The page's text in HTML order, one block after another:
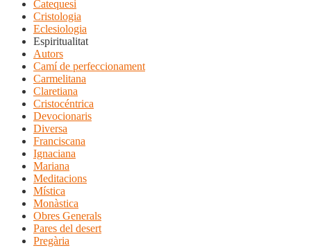
Catequesi
Cristologia
Eclesiologia
Espiritualitat
Autors
Camí de perfeccionament
Carmelitana
Claretiana
Cristocéntrica
Devocionaris
Diversa
Franciscana
Ignaciana
Mariana
Meditacions
Mística
Monàstica
Obres Generals
Pares del desert
Pregària